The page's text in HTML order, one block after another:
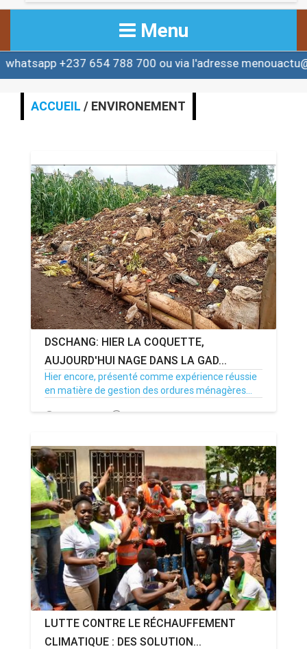
Menu
ACCUEIL
ACTUALITE
ALERTE
ANNONCE
ART & CULTURE & TRADITION
ASSAINISSEMENT
BREAKING-NEWS
CAMEROUN
PLUS
654 788 700 ou via l'adresse
ACCUEIL / ENVIRONEMENT
DSCHANG: HIER LA COQUETTE,
AUJOURD'HUI NAGE DANS LA GAD...
Hier encore, présenté comme expérience réussie
en matière de gestion des ordures ménagères...
17/06/22 Par MenouActu 0
LUTTE CONTRE LE RÉCHAUFFEMENT
CLIMATIQUE : DES SOLUTION...